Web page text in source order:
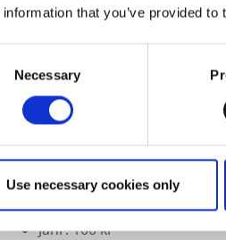
information that you’ve provided
Necessary
Use necessary cookies only
Hier kann man einen
Team Sportia Mellerud +46(0)
Melleruds turistbyrå /
Preise
Tag: 20 kr
Monat: 50 kr
Jahr: 100 kr